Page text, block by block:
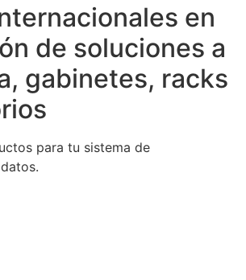
en
de soluciones a
gabinetes, racks
para tu sistema de